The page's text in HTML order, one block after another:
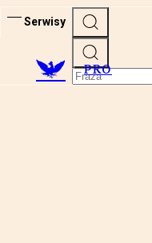
Serwisy
PRO